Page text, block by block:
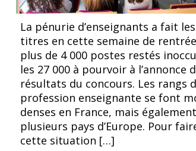
© Flickr
La pénurie d’enseignants a fait
titres en cette semaine de
plus de 4 000 postes restés
les 27 000 à pourvoir à l’annonce
résultats du concours. Les rangs
profession enseignante se font
denses en France, mais
plusieurs pays d’Europe. Pour
cette situation […]